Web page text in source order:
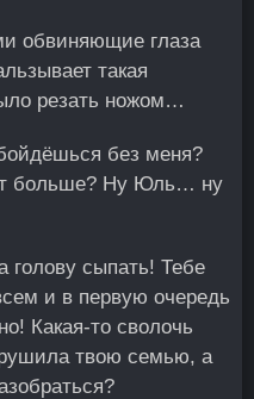
обвиняющие глаза
такая
резать ножом…
без меня?
больше? Ну Юль… ну
сыпать! Тебе
и в первую очередь
Какая-то сволочь
твою семью, а